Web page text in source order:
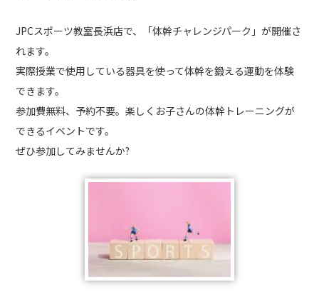
JPCスポーツ教室長浜店で、「体幹チャレンジパーク」が開催さ
れます。
実際授業で使用している器具を使って体幹を鍛える運動を体験
できます。
参加費無料、予約不要。楽しくお子さんの体幹トレーニングが
できるイベントです。
ぜひ参加してみませんか?